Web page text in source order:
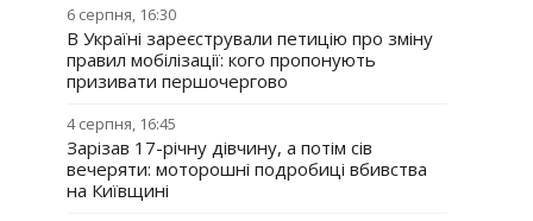
6 серпня, 16:30
В Україні зареєстрували петицію про зміну
правил мобілізації: кого пропонують
призивати першочергово
4 серпня, 16:45
Зарізав 17-річну дівчину, а потім сів
вечеряти: моторошні подробиці вбивства
на Київщині